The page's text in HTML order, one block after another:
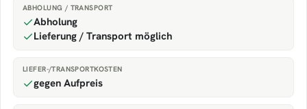
ABHOLUNG / TRANSPORT
Abholung
Lieferung / Transport möglich
LIEFER-/TRANSPORTKOSTEN
gegen Aufpreis